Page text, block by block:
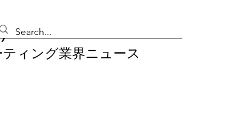
ィング業界ニュース